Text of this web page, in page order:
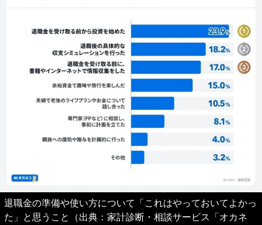
退職金の準備や使い方について「これはやっておいてよかっ
た」と思うこと（出典：家計診断・相談サービス「オカネ